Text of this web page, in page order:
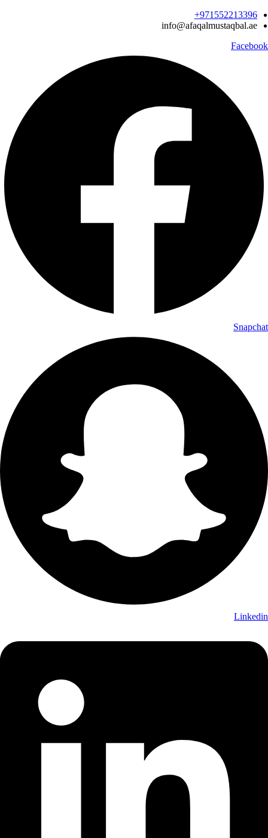
Skip
to
971552213396‬+
info@afaqalmustaqbal.ae
Facebook
Snapchat
Linkedin